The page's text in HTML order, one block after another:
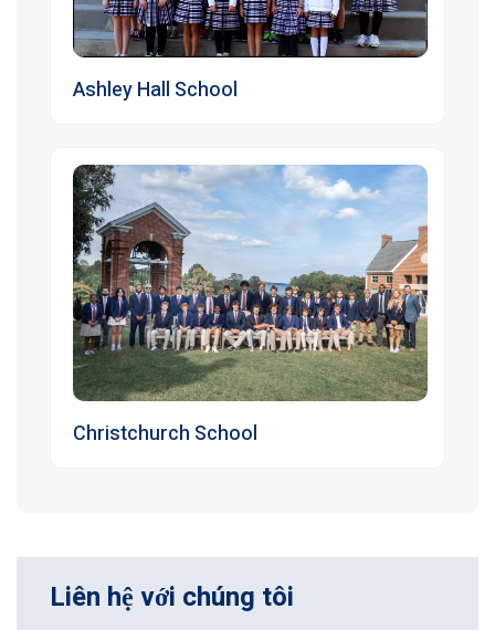
Ashley Hall School
Christchurch School
Liên hệ với chúng tôi